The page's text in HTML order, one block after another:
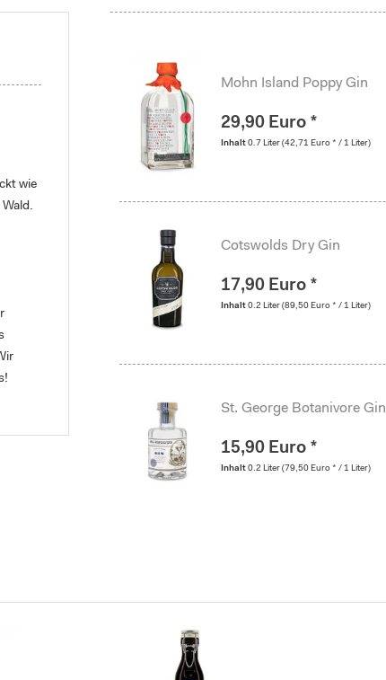
wie
Mohn Island Poppy Gin
29,90 Euro *
Inhalt 0.7 Liter (42,71 Euro * / 1 Liter)
Cotswolds Dry Gin
17,90 Euro *
Inhalt 0.2 Liter (89,50 Euro * / 1 Liter)
St. George Botanivore Gin
15,90 Euro *
Inhalt 0.2 Liter (79,50 Euro * / 1 Liter)